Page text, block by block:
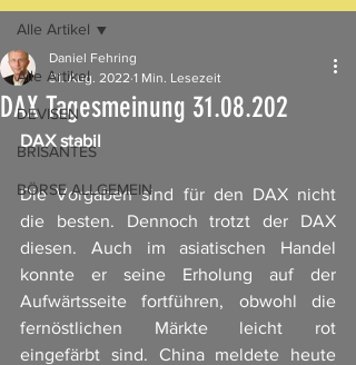
Alle Artikel
DEVISEN
BRISANTES
BÖRSE ALLGEMEIN
Alle Artikel
DAX Tagesmeinung 31.08.202
Daniel Fehring
31. Aug. 2022 1 Min. Lesezeit
DAX stabil
Die Vorgaben sind für den DAX nicht
die besten. Dennoch trotzt der DAX
diesen. Auch im asiatischen Handel
konnte er seine Erholung auf der
Aufwärtsseite fortführen, obwohl die
fernöstlichen Märkte leicht rot
eingefärbt sind. China meldete heute